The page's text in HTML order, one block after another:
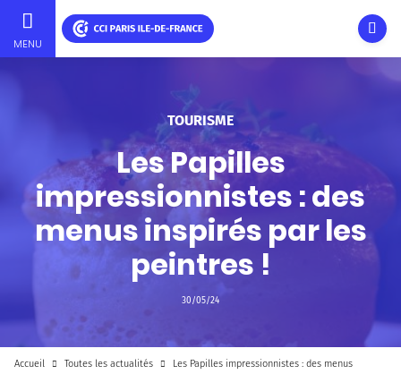
MENU
TOURISME
Les Papilles
impressionnistes : des
menus inspirés par les
peintres !
30/05/24
Accueil Toutes les actualités
Les Papilles impressionnistes : des menus